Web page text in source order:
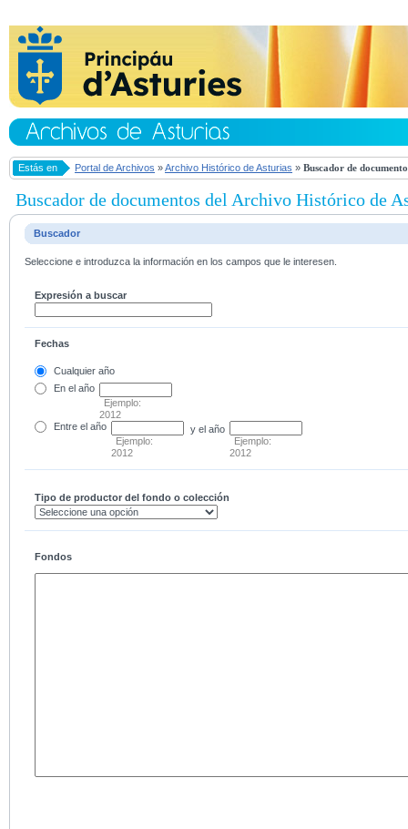
Estás en Portal de Archivos »Archivo Histórico de Asturias » Buscador de
Buscador de documentos del Archivo Histórico de
Buscador
Seleccione e introduzca la información en los campos que le interesen.
Expresión a buscar
Fechas
Cualquier año
En el año
Ejemplo:
2012
Entre el año
Ejemplo:
2012
y el año
Ejemplo:
2012
Tipo de productor del fondo o colección
Fondos